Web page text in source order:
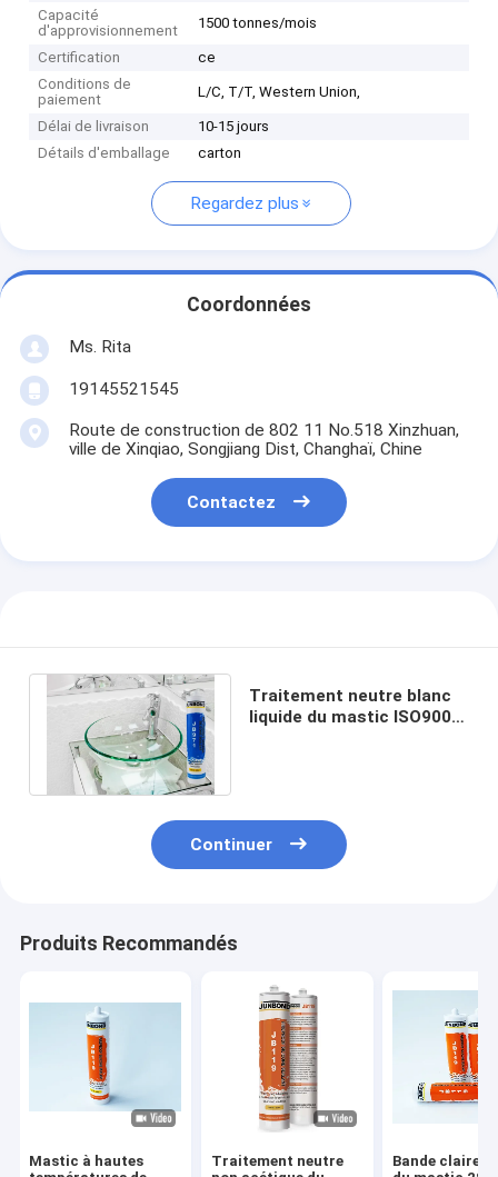
Capacité
d'approvisionnement
1500 tonnes/mois
Certification
ce
Conditions de
paiement
L/C, T/T, Western Union,
Délai de livraison
10-15 jours
Détails d'emballage
carton
Regardez plus
Coordonnées
Ms. Rita
19145521545
Route de construction de 802 11 No.518 Xinzhuan,
ville de Xinqiao, Songjiang Dist, Changhaï, Chine
Contactez
Traitement neutre blanc
liquide du mastic ISO9001
Continuer
Produits Recommandés
Mastic à hautes
Traitement neutre
Bande claire